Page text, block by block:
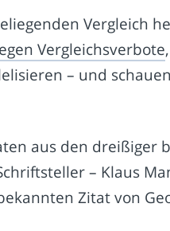
Vergleich
Vergleichsverbote
– und
aus den dreißiger
– Klaus
Zitat von